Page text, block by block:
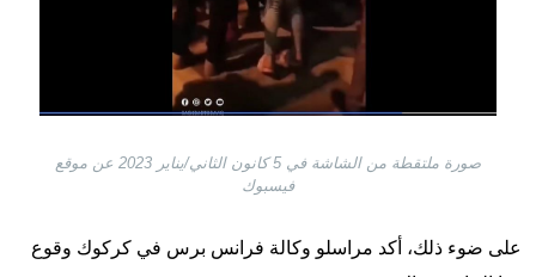
صورة ملتقطة من الشاشة في 5 كانون الثاني/يناير 2023 عن موقع
فيسبوك
على ضوء ذلك، أكد مراسلو وكالة فرانس برس في كركوك وقوع